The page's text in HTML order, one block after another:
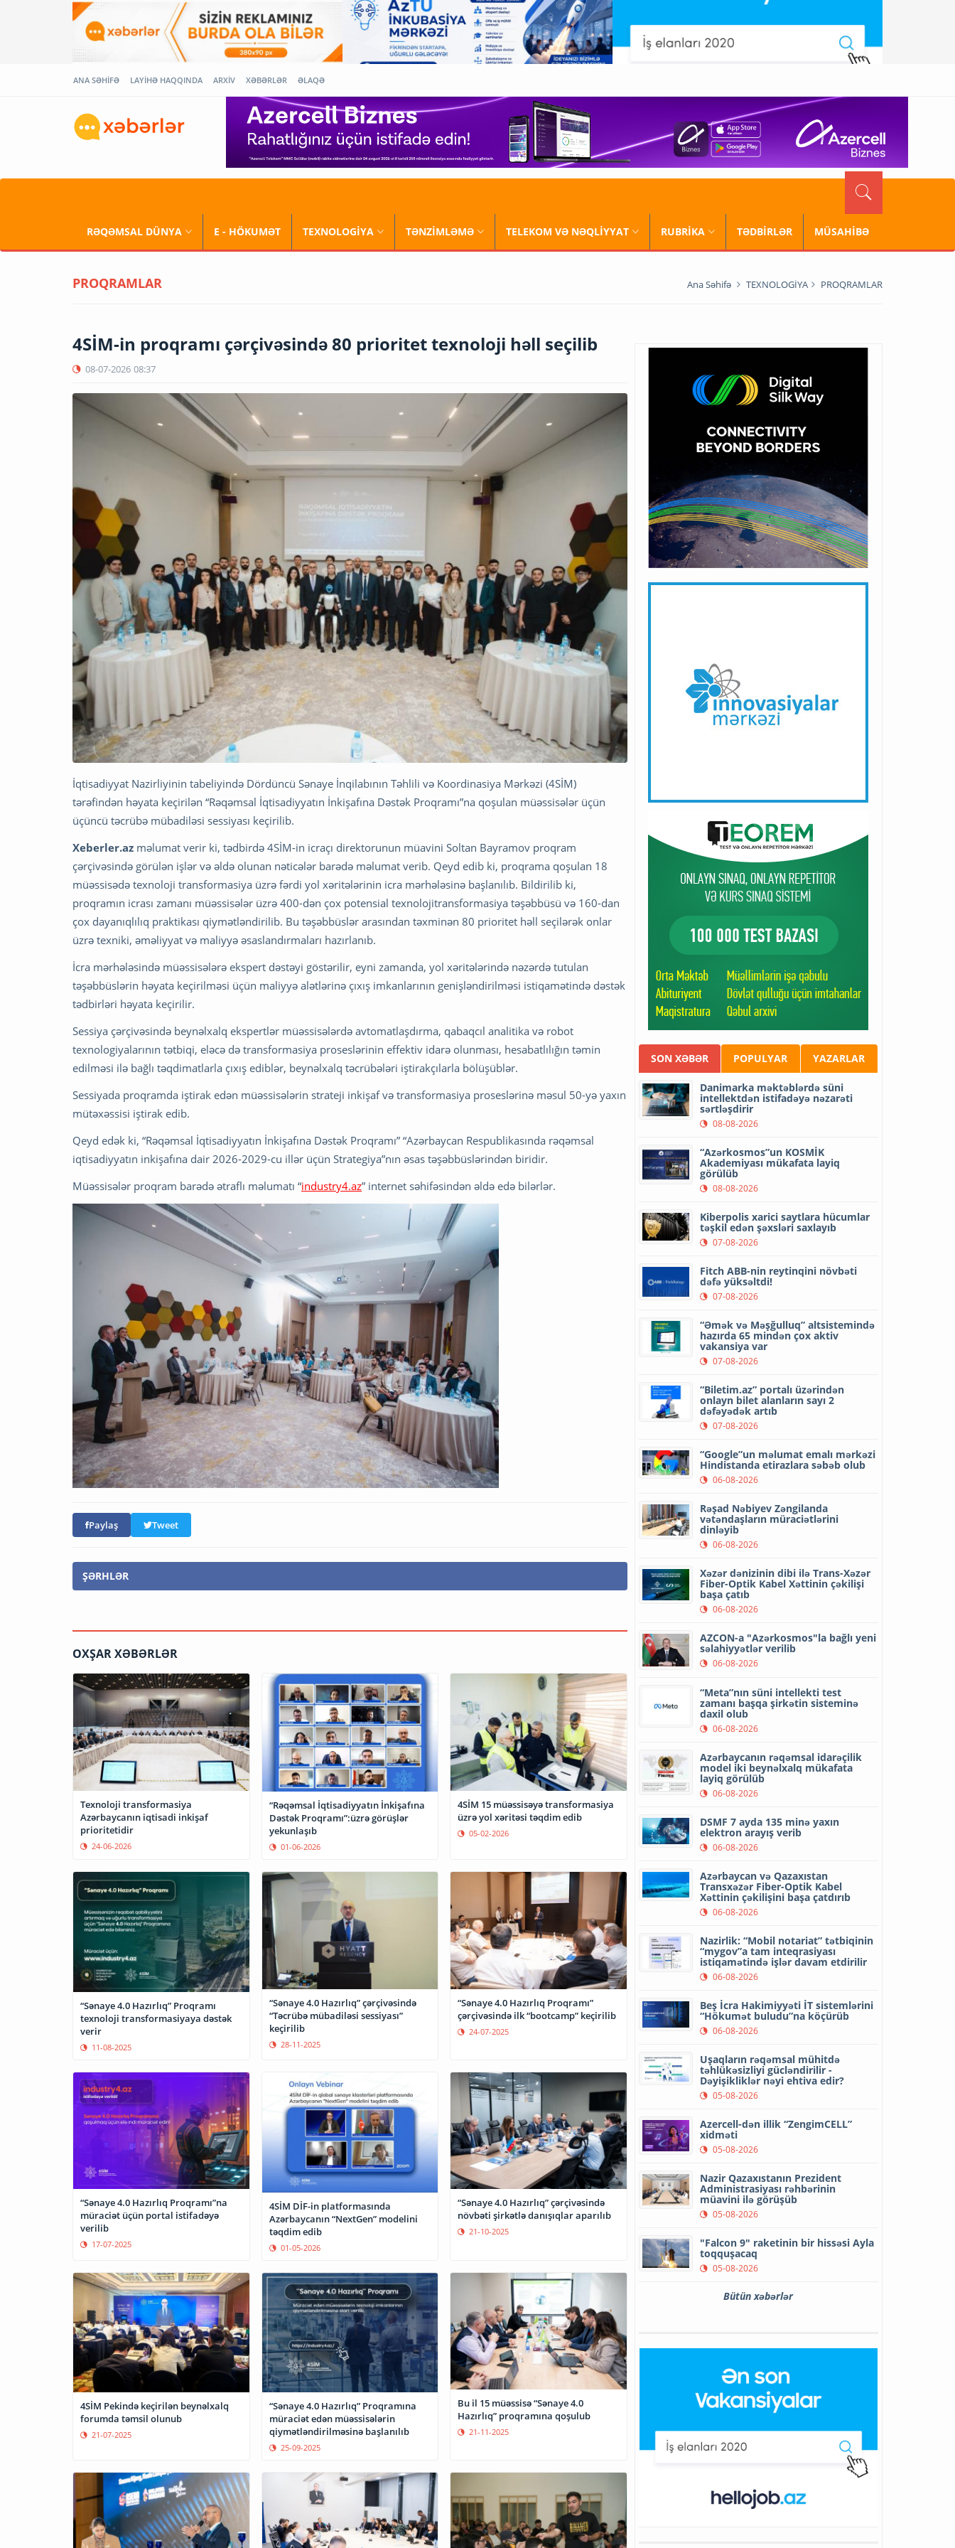
ANA SƏHİFƏ LAYİHƏ HAQQINDA ARXİV XƏBƏRLƏR ƏLAQƏ
RƏQƏMSAL DÜNYA E - HÖKUMƏT TEXNOLOGİYA TƏNZİMLƏMƏ TELEKOM VƏ NƏQLİYYAT RUBRİKA TƏDBİRLƏR MÜSAHİBƏ
PROQRAMLAR Ana Səhifə TEXNOLOGİYA PROQRAMLAR
4SİM-in proqramı çərçivəsində 80 prioritet texnoloji həll seçilib
08-07-2026 08:37
İqtisadiyyat Nazirliyinin tabeliyində Dördüncü Sənaye İnqilabının Təhlili və Koordinasiya Mərkəzi (4SİM)
tərəfindən həyata keçirilən “Rəqəmsal İqtisadiyyatın İnkişafına Dəstək Proqramı”na qoşulan müəssisələr üçün
üçüncü təcrübə mübadiləsi sessiyası keçirilib.
Xeberler.az məlumat verir ki, tədbirdə 4SİM-in icraçı direktorunun müavini Soltan Bayramov proqram
çərçivəsində görülən işlər və əldə olunan nəticələr barədə məlumat verib. Qeyd edib ki, proqrama qoşulan 18
müəssisədə texnoloji transformasiya üzrə fərdi yol xəritələrinin icra mərhələsinə başlanılıb. Bildirilib ki,
proqramın icrası zamanı müəssisələr üzrə 400-dən çox potensial texnolojitransformasiya təşəbbüsü və 160-dan
çox dayanıqlılıq praktikası qiymətləndirilib. Bu təşəbbüslər arasından təxminən 80 prioritet həll seçilərək onlar
üzrə texniki, əməliyyat və maliyyə əsaslandırmaları hazırlanıb.
İcra mərhələsində müəssisələrə ekspert dəstəyi göstərilir, eyni zamanda, yol xəritələrində nəzərdə tutulan
təşəbbüslərin həyata keçirilməsi üçün maliyyə alətlərinə çıxış imkanlarının genişləndirilməsi istiqamətində dəstək
tədbirləri həyata keçirilir.
Sessiya çərçivəsində beynəlxalq ekspertlər müəssisələrdə avtomatlaşdırma, qabaqcıl analitika və robot
texnologiyalarının tətbiqi, eləcə də transformasiya proseslərinin effektiv idarə olunması, hesabatlılığın təmin
edilməsi ilə bağlı təqdimatlarla çıxış ediblər, beynəlxalq təcrübələri iştirakçılarla bölüşüblər.
Sessiyada proqramda iştirak edən müəssisələrin strateji inkişaf və transformasiya proseslərinə məsul 50-yə yaxın
mütəxəssisi iştirak edib.
Qeyd edək ki, “Rəqəmsal İqtisadiyyatın İnkişafına Dəstək Proqramı” “Azərbaycan Respublikasında rəqəmsal
iqtisadiyyatın inkişafına dair 2026-2029-cu illər üçün Strategiya”nın əsas təşəbbüslərindən biridir.
Müəssisələr proqram barədə ətraflı məlumatı “industry4.az” internet səhifəsindən əldə edə bilərlər.
Paylaş Tweet
ŞƏRHLƏR
OXŞAR XƏBƏRLƏR
Texnoloji transformasiya
Azərbaycanın iqtisadi inkişaf
prioritetidir
24-06-2026
“Rəqəmsal İqtisadiyyatın İnkişafına
Dəstək Proqramı”:üzrə görüşlər
yekunlaşıb
01-06-2026
4SİM 15 müəssisəyə transformasiya
üzrə yol xəritəsi təqdim edib
05-02-2026
“Sənaye 4.0 Hazırlıq” Proqramı
texnoloji transformasiyaya dəstək
verir
11-08-2025
“Sənaye 4.0 Hazırlıq” çərçivəsində
“Təcrübə mübadiləsi sessiyası”
keçirilib
28-11-2025
“Sənaye 4.0 Hazırlıq Proqramı”
çərçivəsində ilk “bootcamp” keçirilib
24-07-2025
“Sənaye 4.0 Hazırlıq Proqramı”na
müraciət üçün portal istifadəyə
verilib
17-07-2025
4SİM DİF-in platformasında
Azərbaycanın “NextGen” modelini
təqdim edib
01-05-2026
“Sənaye 4.0 Hazırlıq” çərçivəsində
növbəti şirkətlə danışıqlar aparılıb
21-10-2025
4SİM Pekində keçirilən beynəlxalq
forumda təmsil olunub
21-07-2025
“Sənaye 4.0 Hazırlıq” Proqramına
müraciət edən müəssisələrin
qiymətləndirilməsinə başlanılıb
25-09-2025
Bu il 15 müəssisə “Sənaye 4.0
Hazırlıq” proqramına qoşulub
21-11-2025
SON XƏBƏR POPULYAR YAZARLAR
Danimarka məktəblərdə süni
intellektdən istifadəyə nəzarəti
sərtləşdirir
08-08-2026
“Azərkosmos”un KOSMİK
Akademiyası mükafata layiq
görülüb
08-08-2026
Kiberpolis xarici saytlara hücumlar
təşkil edən şəxsləri saxlayıb
07-08-2026
Fitch ABB-nin reytinqini növbəti
dəfə yüksəltdi!
07-08-2026
“Əmək və Məşğulluq” altsistemində
hazırda 65 mindən çox aktiv
vakansiya var
07-08-2026
“Biletim.az” portalı üzərindən
onlayn bilet alanların sayı 2
dəfəyədək artıb
07-08-2026
“Google”un məlumat emalı mərkəzi
Hindistanda etirazlara səbəb olub
06-08-2026
Rəşad Nəbiyev Zəngilanda
vətəndaşların müraciətlərini
dinləyib
06-08-2026
Xəzər dənizinin dibi ilə Trans-Xəzər
Fiber-Optik Kabel Xəttinin çəkilişi
başa çatıb
06-08-2026
AZCON-a "Azərkosmos"la bağlı yeni
səlahiyyətlər verilib
06-08-2026
“Meta”nın süni intellekti test
zamanı başqa şirkətin sisteminə
daxil olub
06-08-2026
Azərbaycanın rəqəmsal idarəçilik
model iki beynəlxalq mükafata
layiq görülüb
06-08-2026
DSMF 7 ayda 135 minə yaxın
elektron arayış verib
06-08-2026
Azərbaycan və Qazaxıstan
Transxəzər Fiber-Optik Kabel
Xəttinin çəkilişini başa çatdırıb
06-08-2026
Nazirlik: “Mobil notariat” tətbiqinin
“mygov”a tam inteqrasiyası
istiqamətində işlər davam etdirilir
06-08-2026
Beş İcra Hakimiyyəti İT sistemlərini
“Hökumət buludu”na köçürüb
06-08-2026
Uşaqların rəqəmsal mühitdə
təhlükəsizliyi gücləndirilir -
Dəyişikliklər nəyi ehtiva edir?
05-08-2026
Azercell-dən illik “ZengimCELL”
xidməti
05-08-2026
Nazir Qazaxıstanın Prezident
Administrasiyası rəhbərinin
müavini ilə görüşüb
05-08-2026
"Falcon 9" raketinin bir hissəsi Ayla
toqquşacaq
05-08-2026
Bütün xəbərlər